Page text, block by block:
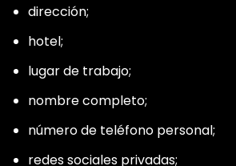
dirección;
hotel;
lugar de trabajo;
nombre completo;
número de teléfono personal;
redes sociales privadas;